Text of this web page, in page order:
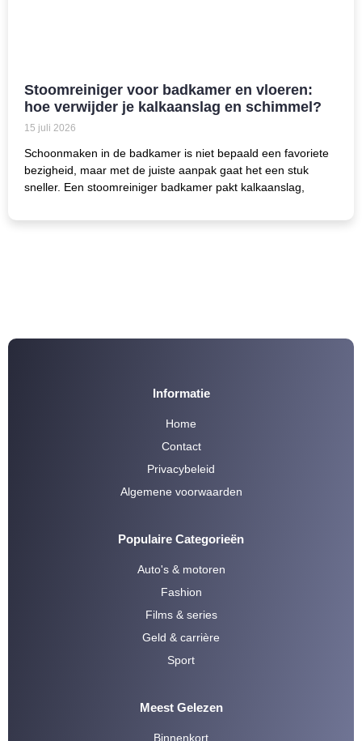
Stoomreiniger voor badkamer en vloeren:
hoe verwijder je kalkaanslag en schimmel?
15 juli 2026
Schoonmaken in de badkamer is niet bepaald een favoriete
bezigheid, maar met de juiste aanpak gaat het een stuk
sneller. Een stoomreiniger badkamer pakt kalkaanslag,
Informatie
Home
Contact
Privacybeleid
Algemene voorwaarden
Populaire Categorieën
Auto's & motoren
Fashion
Films & series
Geld & carrière
Sport
Meest Gelezen
Binnenkort